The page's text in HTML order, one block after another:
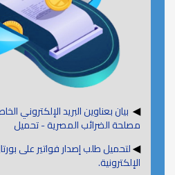
◀ بيان بعناوين البريد الإلكتروني
مصلحة الضرائب المصرية - تحميل
◀لتحميل طلب إصدار فواتير على
الإلكترونية.